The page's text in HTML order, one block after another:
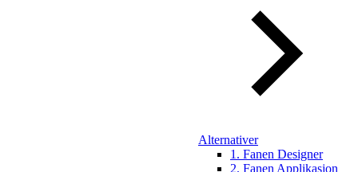
Alternativer
1. Fanen Designer
2. Fanen Applikasjon